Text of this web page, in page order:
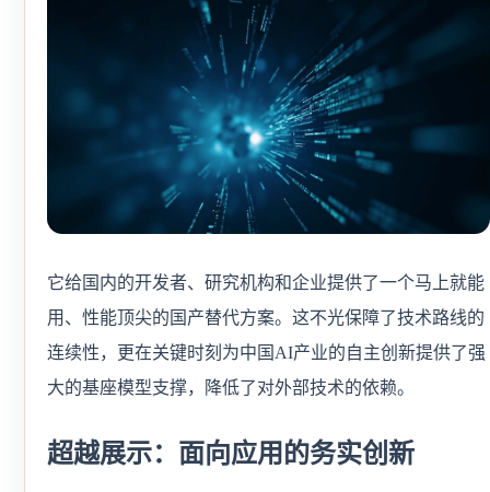
它给国内的开发者、研究机构和企业提供了一个马上就能
用、性能顶尖的国产替代方案。这不光保障了技术路线的
连续性，更在关键时刻为中国AI产业的自主创新提供了强
大的基座模型支撑，降低了对外部技术的依赖。
超越展示：面向应用的务实创新